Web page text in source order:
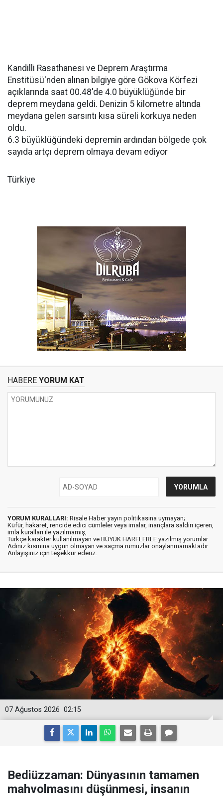
Kandilli Rasathanesi ve Deprem Araştırma
Enstitüsü'nden alınan bilgiye göre Gökova Körfezi
açıklarında saat 00.48'de 4.0 büyüklüğünde bir
deprem meydana geldi. Denizin 5 kilometre altında
meydana gelen sarsıntı kısa süreli korkuya neden
oldu.
6.3 büyüklüğündeki depremin ardından bölgede çok
sayıda artçı deprem olmaya devam ediyor
Türkiye
HABERE YORUM KAT
YORUM KURALLARI: Risale Haber yayın politikasına uymayan;
Küfür, hakaret, rencide edici cümleler veya imalar, inançlara saldırı içeren,
imla kuralları ile yazılmamış,
Türkçe karakter kullanılmayan ve BÜYÜK HARFLERLE yazılmış yorumlar
Adınız kısmına uygun olmayan ve saçma rumuzlar onaylanmamaktadır.
Anlayışınız için teşekkür ederiz.
02:15
07 Ağustos 2026
Bediüzzaman: Dünyasının tamamen
mahvolmasını düşünmesi, insanın